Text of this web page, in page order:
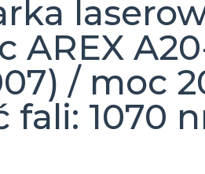
AREX
/ moc
fali: 1070